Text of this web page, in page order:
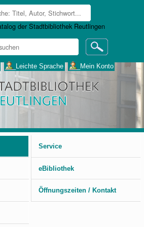
___Leichte Sprache ___Mein Konto
Service
eBibliothek
Öffnungszeiten / Kontakt